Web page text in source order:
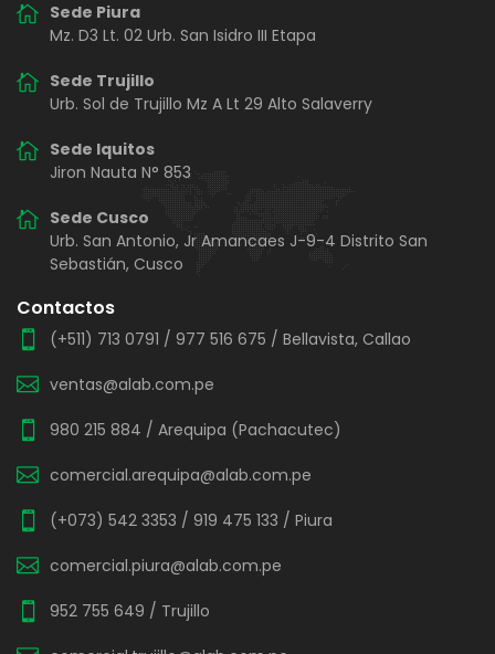
Sede Piura
Mz. D3 Lt. 02 Urb. San Isidro III Etapa
Sede Trujillo
Urb. Sol de Trujillo Mz A Lt 29 Alto Salaverry
Sede Iquitos
Jiron Nauta N° 853
Sede Cusco
Urb. San Antonio, Jr Amancaes J-9-4 Distrito San
Sebastián, Cusco
Contactos
(+511) 713 0791 / 977 516 675 / Bellavista, Callao
ventas@alab.com.pe
980 215 884 / Arequipa (Pachacutec)
comercial.arequipa@alab.com.pe
(+073) 542 3353 / 919 475 133 / Piura
comercial.piura@alab.com.pe
952 755 649 / Trujillo